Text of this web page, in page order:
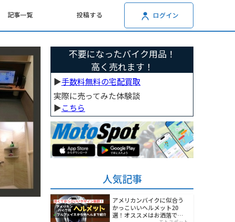
記事一覧 投稿する ログイン
不要になったバイク用品！
高く売れます！
▶︎手数料無料の宅配買取
実際に売ってみた体験談
▶︎こちら
人気記事
アメリカンバイクに似合う
かっこいいヘルメット20
選！オススメはお洒落でワ